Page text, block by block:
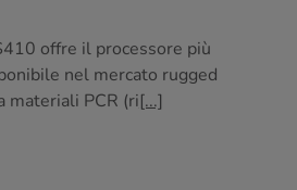
offre il processore più
nel mercato rugged
materiali PCR (ri[...]